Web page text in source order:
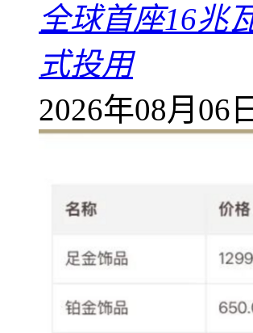
全球首座16兆
式投用
2026年08月06